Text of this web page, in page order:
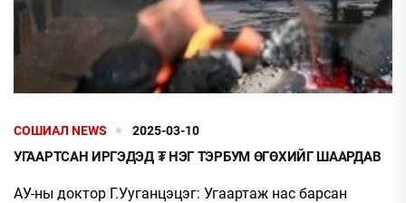
СОШИАЛ NEWS 2025-03-10
УГААРТСАН ИРГЭДЭД ₮ НЭГ ТЭРБУМ ӨГӨХИЙГ ШААРДАВ
АУ-ны доктор Г.Ууганцэцэг: Угаартаж нас барсан